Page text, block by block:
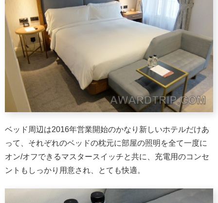
ベッド周辺は2016年営業開始のかなり新しいホテルだけあ
って、それぞれのベッドの枕元に部屋の照明を全て一度に
オン/オフできるマスタースイッチと共に、充電用のコンセ
ントもしっかり用意され、とても快適。